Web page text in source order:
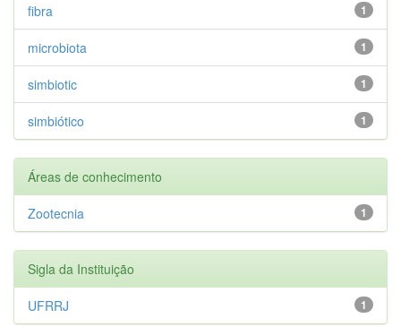
1
fibra
1
microbiota
1
simbiotic
1
simbiótico
Áreas de conhecimento
1
Zootecnia
Sigla da Instituição
1
UFRRJ